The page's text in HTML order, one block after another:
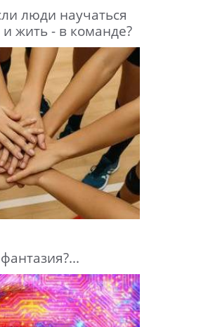
люди научаться
жить - в команде?